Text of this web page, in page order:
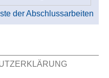
der Abschlussarbeiten